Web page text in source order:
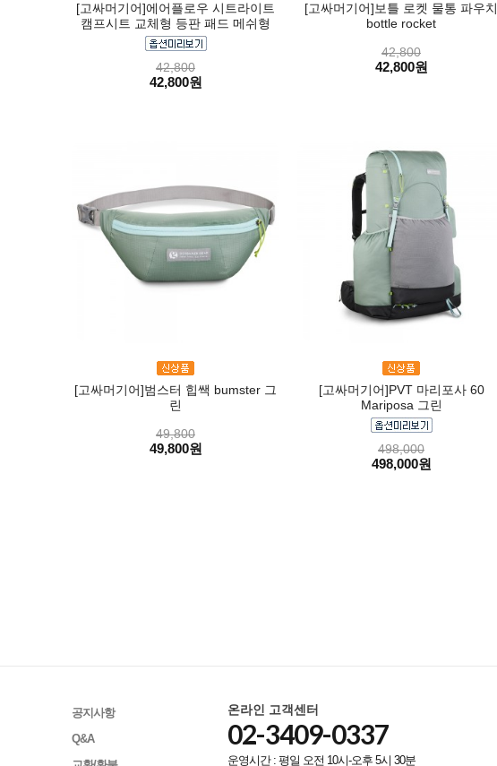
[고싸머기어]에어플로우 시트라이트
캠프시트 교체형 등판 패드 메쉬형
42,800
42,800원
[고싸머기어]보틀 로켓 물통 파우치
bottle rocket
42,800
42,800원
[고싸머기어]범스터 힙쌕 bumster 그
린
49,800
49,800원
[고싸머기어]PVT 마리포사 60
Mariposa 그린
498,000
498,000원
공지사항
Q&A
온라인 고객센터
02-3409-0337
운영시간 : 평일 오전 10시-오후 5시 30분